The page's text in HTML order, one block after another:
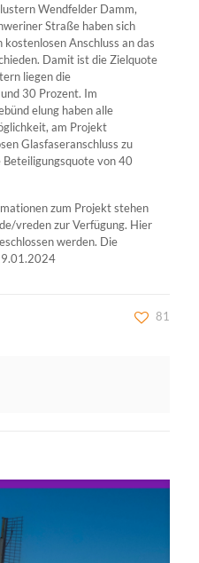
Wendfelder Damm,
Straße haben sich
Anschluss an das
Damit ist die Zielquote
liegen die
30 Prozent. Im
elung haben alle
am Projekt
Glasfaseranschluss zu
von 40
zum Projekt stehen
vreden zur Verfügung. Hier
werden. Die
81